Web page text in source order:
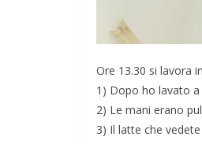
Ore 13.30 si lavora
1) Dopo ho lavato
2) Le mani erano
3) Il latte che